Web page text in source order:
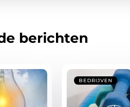
berichten
BEDRIJVEN